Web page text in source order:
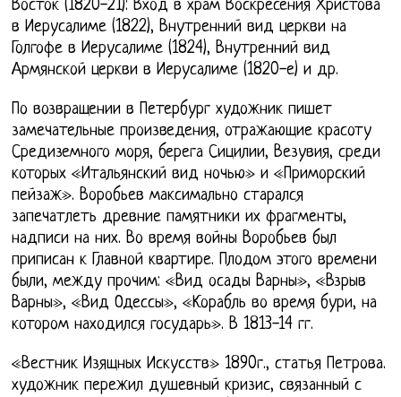
Восток (1820-21): Вход в храм Воскресения Христова
в Иерусалиме (1822), Внутренний вид церкви на
Голгофе в Иерусалиме (1824), Внутренний вид
Армянской церкви в Иерусалиме (1820-е) и др.
По возвращении в Петербург художник пишет
замечательные произведения, отражающие красоту
Средиземного моря, берега Сицилии, Везувия, среди
которых «Итальянский вид ночью» и «Приморский
пейзаж». Воробьев максимально старался
запечатлеть древние памятники их фрагменты,
надписи на них. Во время войны Воробьев был
приписан к Главной квартире. Плодом этого времени
были, между прочим: «Вид осады Варны», «Взрыв
Варны», «Вид Одессы», «Корабль во время бури, на
котором находился государь». В 1813-14 гг.
«Вестник Изящных Искусств» 1890г., статья Петрова.
художник пережил душевный кризис, связанный с